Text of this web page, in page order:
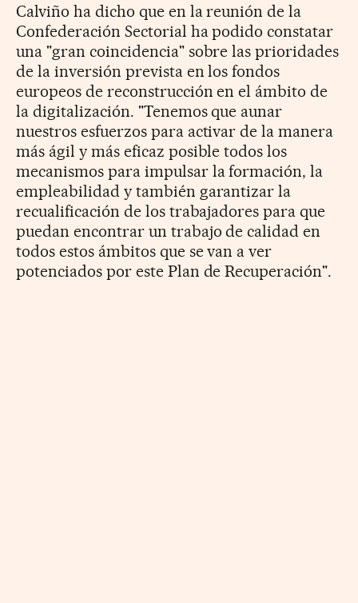
Calviño ha dicho que en la reunión de la
Confederación Sectorial ha podido constatar
una "gran coincidencia" sobre las prioridades
de la inversión prevista en los fondos
europeos de reconstrucción en el ámbito de
la digitalización. "Tenemos que aunar
nuestros esfuerzos para activar de la manera
más ágil y más eficaz posible todos los
mecanismos para impulsar la formación, la
empleabilidad y también garantizar la
recualificación de los trabajadores para que
puedan encontrar un trabajo de calidad en
todos estos ámbitos que se van a ver
potenciados por este Plan de Recuperación".